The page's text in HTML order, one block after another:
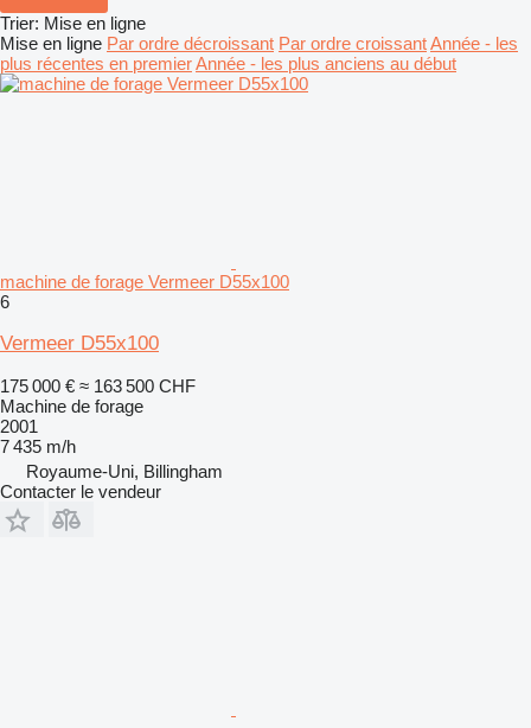
Trier: Mise en ligne
Mise en ligne Par ordre décroissant Par ordre croissantAnnée - les
plus récentes en premierAnnée - les plus anciens au début
machine de forage Vermeer D55x100
6
Vermeer D55x100
175 000 € ≈ 163 500 CHF
Machine de forage
2001
7 435 m/h
Royaume-Uni, Billingham
Contacter le vendeur